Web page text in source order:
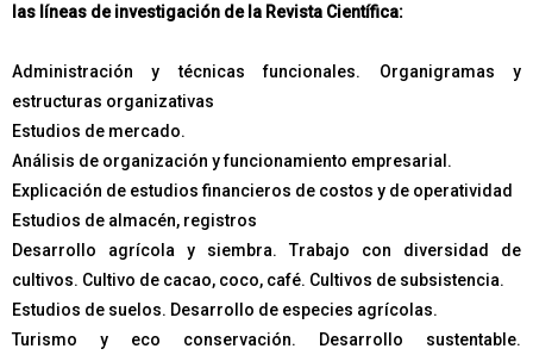
las líneas de investigación de la Revista Científica:
Administración y técnicas funcionales. Organigramas y
estructuras organizativas
Estudios de mercado.
Análisis de organización y funcionamiento empresarial.
Explicación de estudios financieros de costos y de operatividad
Estudios de almacén, registros
Desarrollo agrícola y siembra. Trabajo con diversidad de
cultivos. Cultivo de cacao, coco, café. Cultivos de subsistencia.
Estudios de suelos. Desarrollo de especies agrícolas.
Turismo y eco conservación. Desarrollo sustentable.